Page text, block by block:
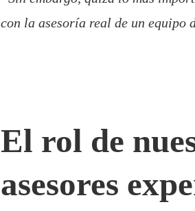
con la asesoría real de un equipo
El rol de
asesores